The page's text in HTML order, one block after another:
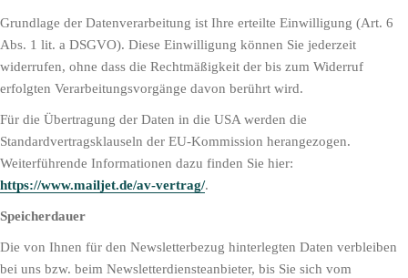
Grundlage der Datenverarbeitung ist Ihre erteilte Einwilligung (Art. 6
Abs. 1 lit. a DSGVO). Diese Einwilligung können Sie jederzeit
widerrufen, ohne dass die Rechtmäßigkeit der bis zum Widerruf
erfolgten Verarbeitungsvorgänge davon berührt wird.
Für die Übertragung der Daten in die USA werden die
Standardvertragsklauseln der EU-Kommission herangezogen.
Weiterführende Informationen dazu finden Sie hier:
https://www.mailjet.de/av-vertrag/.
Speicherdauer
Die von Ihnen für den Newsletterbezug hinterlegten Daten verbleiben
bei uns bzw. beim Newsletterdiensteanbieter, bis Sie sich vom